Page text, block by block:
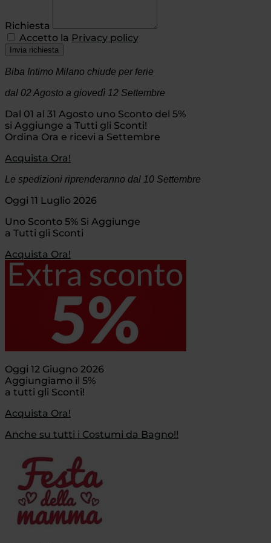
Richiesta
Accetto la Privacy policy
Invia richiesta
Biba Intimo Milano chiude per ferie
dal 02 Agosto a giovedì 12 Settembre
Dal 01 al 31 Agosto uno Sconto del 5%
si Aggiunge a Tutti gli Sconti!
Ordina Ora e ricevi a Settembre
Acquista Ora!
Le spedizioni riprenderanno dal 10 Settembre
Oggi 11 Luglio 2026
Uno Sconto 5% Si Aggiunge
a Tutti gli Sconti
Acquista Ora!
Oggi 12 Giugno 2026
Aggiungiamo il 5%
a tutti gli Sconti!
Acquista Ora!
Anche su tutti i Costumi da Bagno!!